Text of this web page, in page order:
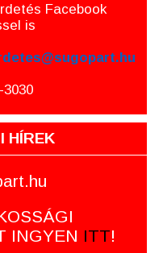
Facebook
is
3030
HÍREK
INGYEN ITT!